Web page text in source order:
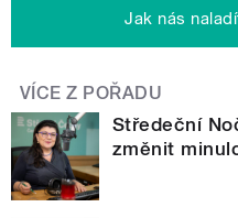
Jak nás
VÍCE Z POŘADU
Středeční
změnit